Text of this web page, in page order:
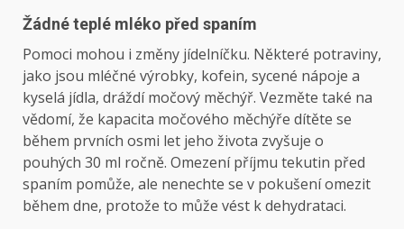
Žádné teplé mléko před spaním
Pomoci mohou i změny jídelníčku. Některé potraviny,
jako jsou mléčné výrobky, kofein, sycené nápoje a
kyselá jídla, dráždí močový měchýř. Vezměte také na
vědomí, že kapacita močového měchýře dítěte se
během prvních osmi let jeho života zvyšuje o
pouhých 30 ml ročně. Omezení příjmu tekutin před
spaním pomůže, ale nenechte se v pokušení omezit
během dne, protože to může vést k dehydrataci.